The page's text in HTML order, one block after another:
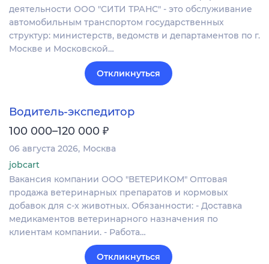
деятельности ООО "СИТИ ТРАНС" - это обслуживание
автомобильным транспортом государственных
структур: министерств, ведомств и департаментов по г.
Москве и Московской…
Откликнуться
Водитель-экспедитор
100 000–120 000 ₽
06 августа 2026 Москва
jobcart
Вакансия компании ООО "ВЕТЕРИКОМ" Оптовая
продажа ветеринарных препаратов и кормовых
добавок для с-х животных. Обязанности: - Доставка
медикаментов ветеринарного назначения по
клиентам компании. - Работа…
Откликнуться